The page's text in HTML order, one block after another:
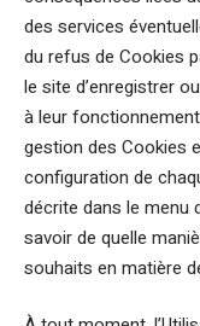
des services
du refus de Cookies
le site d’enregistrer
à leur
gestion des Cookies
configuration de
décrite dans le menu
savoir de quelle
souhaits en matière